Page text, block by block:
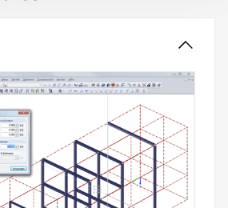
Problemstellungen -
Lösungen.